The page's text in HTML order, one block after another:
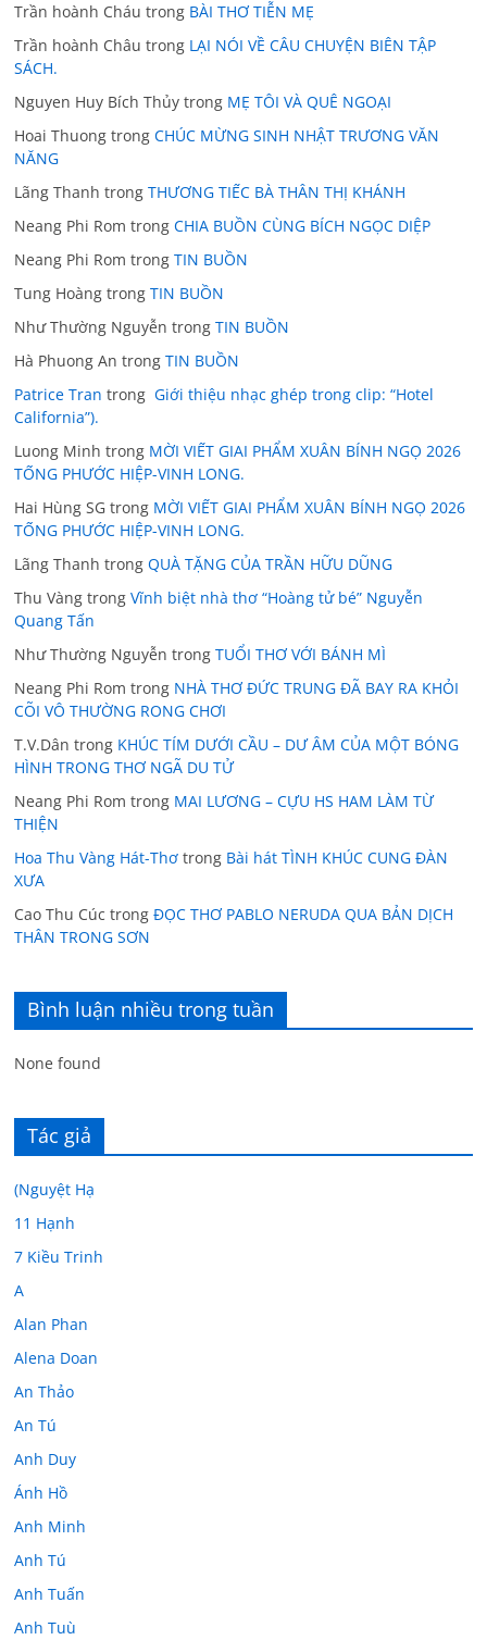
Trần hoành Cháu trong BÀI THƠ TIỄN MẸ
Trần hoành Châu trong LẠI NÓI VỀ CÂU CHUYỆN BIÊN TẬP
SÁCH.
Nguyen Huy Bích Thủy trong MẸ TÔI VÀ QUÊ NGOẠI
Hoai Thuong trongCHÚC MỪNG SINH NHẬT TRƯƠNG VĂN
NĂNG
Lãng Thanh trongTHƯƠNG TIẾC BÀ THÂN THỊ KHÁNH
Neang Phi Rom trongCHIA BUỒN CÙNG BÍCH NGỌC DIỆP
Neang Phi Rom trongTIN BUỒN
Tung Hoàng trongTIN BUỒN
Như Thường Nguyễn trongTIN BUỒN
Hà Phuong An trongTIN BUỒN
Patrice Tran trong Giới thiệu nhạc ghép trong clip: “Hotel
California”).
Luong Minh trong MỜI VIẾT GIAI PHẨM XUÂN BÍNH NGỌ 2026
TỐNG PHƯỚC HIỆP-VINH LONG.
Hai Hùng SG trong MỜI VIẾT GIAI PHẨM XUÂN BÍNH NGỌ 2026
TỐNG PHƯỚC HIỆP-VINH LONG.
Lãng Thanh trongQUÀ TẶNG CỦA TRẦN HỮU DŨNG
Thu Vàng trongVĩnh biệt nhà thơ “Hoàng tử bé” Nguyễn
Quang Tấn
Như Thường Nguyễn trongTUỔI THƠ VỚI BÁNH MÌ
Neang Phi Rom trong NHÀ THƠ ĐỨC TRUNG ĐÃ BAY RA KHỎI
CÕI VÔ THƯỜNG RONG CHƠI
T.V.Dân trong KHÚC TÍM DƯỚI CẦU – DƯ ÂM CỦA MỘT BÓNG
HÌNH TRONG THƠ NGÃ DU TỬ
Neang Phi Rom trong MAI LƯƠNG – CỰU HS HAM LÀM TỪ
THIỆN
Hoa Thu Vàng Hát-Thơ trong Bài hát TÌNH KHÚC CUNG ĐÀN
XƯA
Cao Thu Cúc trongĐỌC THƠ PABLO NERUDA QUA BẢN DỊCH
THÂN TRONG SƠN
Bình luận nhiều trong tuần
None found
Tác giả
(Nguyệt Hạ
11 Hạnh
7 Kiều Trinh
A
Alan Phan
Alena Doan
An Thảo
An Tú
Anh Duy
Ánh Hồ
Anh Minh
Anh Tú
Anh Tuấn
Anh Tuù